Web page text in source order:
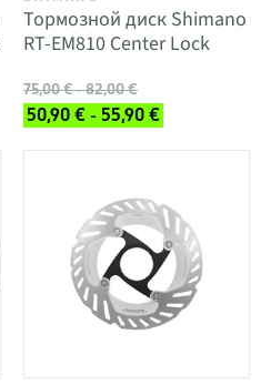
Тормозной диск Shimano
RT-EM810 Center Lock
75,00 € - 82,00 €
50,90 € - 55,90 €